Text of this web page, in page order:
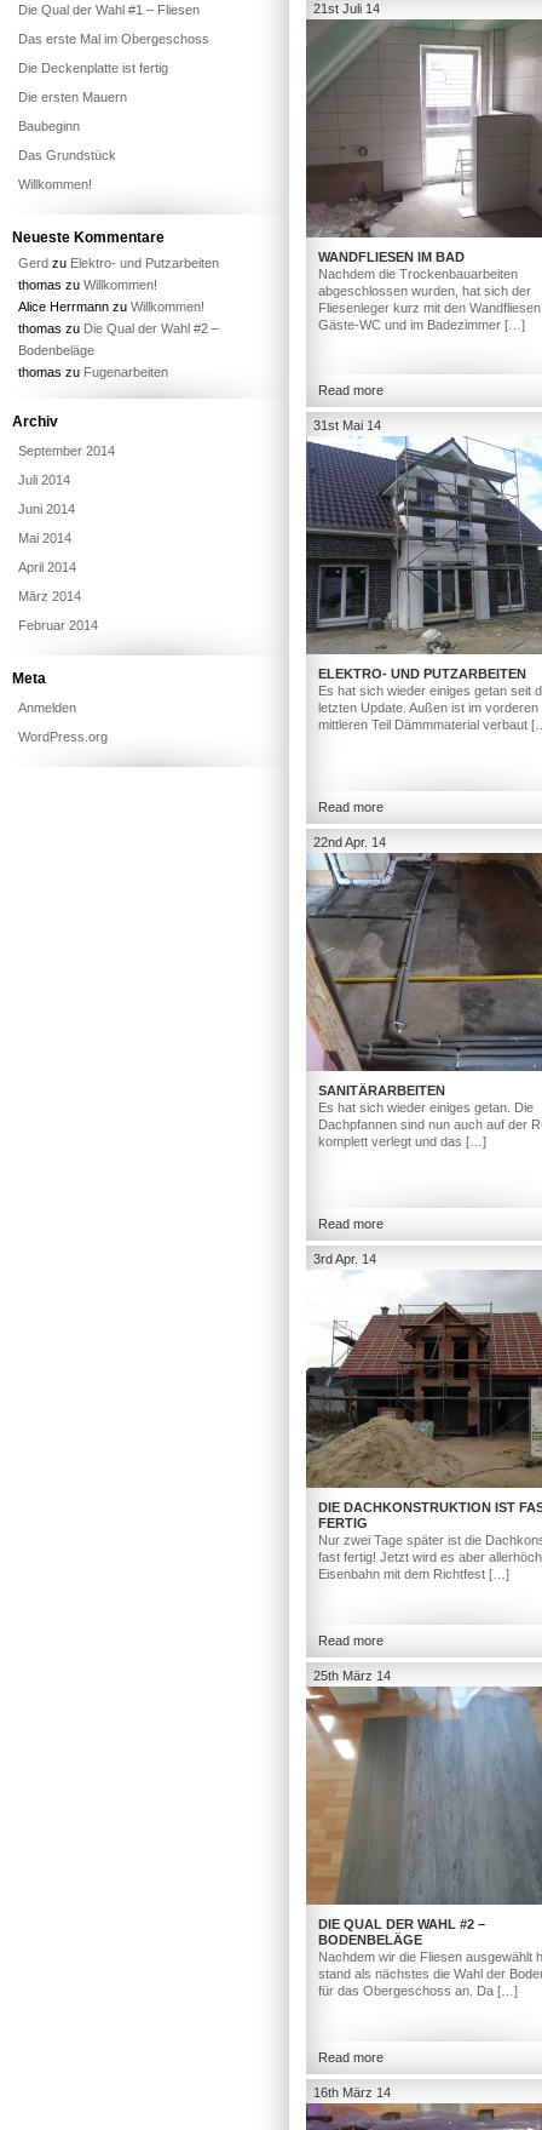
21st Juli 14
WANDFLIESEN IM BAD
Nachdem die Trockenbauarbeiten
abgeschlossen wurden, hat sich der
Fliesenleger kurz mit den
Gäste-WC und im Badezimmer […]
Read more
31st Mai 14
ELEKTRO- UND PUTZARBEITEN
Es hat sich wieder einiges getan seit
letzten Update. Außen ist im vorderen
mittleren Teil Dämmmaterial verbaut
Read more
22nd Apr. 14
SANITÄRARBEITEN
Es hat sich wieder einiges getan. Die
Dachpfannen sind nun auch auf der
komplett verlegt und das […]
Read more
3rd Apr. 14
DIE DACHKONSTRUKTION IST
FERTIG
Nur zwei Tage später ist die
fast fertig! Jetzt wird es aber
Eisenbahn mit dem Richtfest […]
Read more
25th März 14
DIE QUAL DER WAHL #2 –
BODENBELÄGE
Nachdem wir die Fliesen ausgewählt
stand als nächstes die Wahl der
für das Obergeschoss an. Da […]
Read more
16th März 14
Die Qual der Wahl #1 – Fliesen
Das erste Mal im Obergeschoss
Die Deckenplatte ist fertig
Die ersten Mauern
Baubeginn
Das Grundstück
Willkommen!
Neueste Kommentare
Gerd zu Elektro- und Putzarbeiten
thomas zu Willkommen!
Alice Herrmann zu Willkommen!
thomas zu Die Qual der Wahl #2 –
Bodenbeläge
thomas zu Fugenarbeiten
Archiv
September 2014
Juli 2014
Juni 2014
Mai 2014
April 2014
März 2014
Februar 2014
Meta
Anmelden
WordPress.org